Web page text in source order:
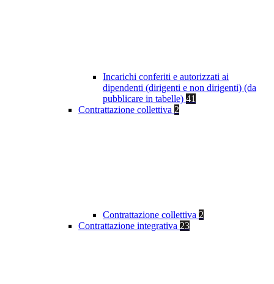
Incarichi conferiti e autorizzati ai
dipendenti (dirigenti e non dirigenti) (da
pubblicare in tabelle) 41
Contrattazione collettiva 2
Contrattazione collettiva 2
Contrattazione integrativa 23